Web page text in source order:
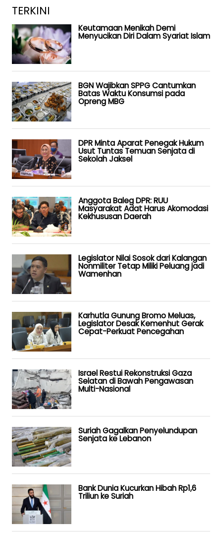
TERKINI
Keutamaan Menikah Demi
Menyucikan Diri Dalam Syariat Islam
BGN Wajibkan SPPG Cantumkan
Batas Waktu Konsumsi pada
Opreng MBG
DPR Minta Aparat Penegak Hukum
Usut Tuntas Temuan Senjata di
Sekolah Jaksel
Anggota Baleg DPR: RUU
Masyarakat Adat Harus Akomodasi
Kekhususan Daerah
Legislator Nilai Sosok dari Kalangan
Nonmiliter Tetap Miliki Peluang jadi
Wamenhan
Karhutla Gunung Bromo Meluas,
Legislator Desak Kemenhut Gerak
Cepat-Perkuat Pencegahan
Israel Restui Rekonstruksi Gaza
Selatan di Bawah Pengawasan
Multi-Nasional
Suriah Gagalkan Penyelundupan
Senjata ke Lebanon
Bank Dunia Kucurkan Hibah Rp1,6
Triliun ke Suriah